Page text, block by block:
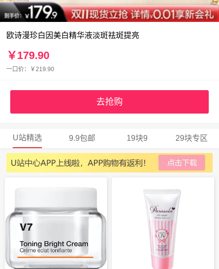
欧诗漫珍白因美白精华液淡斑祛斑提亮
￥179.90
一口价：￥219.90
去抢购
U站精选 9.9包邮 19块9 29块专区